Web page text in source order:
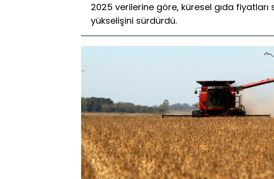
2025 verilerine göre, küresel gıda fiyatları
yükselişini sürdürdü.